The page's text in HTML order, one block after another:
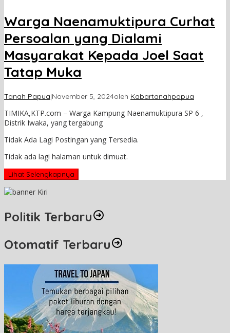
Warga Naenamuktipura Curhat
Persoalan yang Dialami
Masyarakat Kepada Joel Saat
Tatap Muka
Tanah Papua|November 5, 2024oleh Kabartanahpapua
TIMIKA,KTP.com – Warga Kampung Naenamuktipura SP 6 ,
Distrik Iwaka, yang tergabung
Tidak Ada Lagi Postingan yang Tersedia.
Tidak ada lagi halaman untuk dimuat.
Lihat Selengkapnya
Politik Terbaru
Otomatif Terbaru